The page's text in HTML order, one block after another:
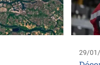
29/